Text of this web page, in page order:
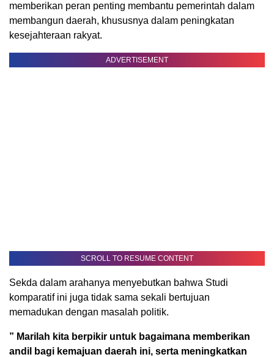
memberikan peran penting membantu pemerintah dalam
membangun daerah, khususnya dalam peningkatan
kesejahteraan rakyat.
ADVERTISEMENT
SCROLL TO RESUME CONTENT
Sekda dalam arahanya menyebutkan bahwa Studi
komparatif ini juga tidak sama sekali bertujuan
memadukan dengan masalah politik.
” Marilah kita berpikir untuk bagaimana memberikan
andil bagi kemajuan daerah ini, serta meningkatkan